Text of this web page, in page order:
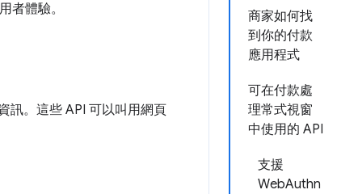
商家如何找
到你的付款
應用程式
可在付款處
理常式視窗
中使用的 API
支援
WebAuthn
者體驗。
訊。這些 API 可以叫用網頁